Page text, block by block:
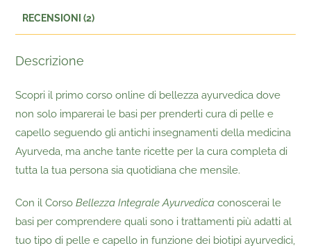
RECENSIONI (2)
Descrizione
Scopri il primo corso online di bellezza ayurvedica dove
non solo imparerai le basi per prenderti cura di pelle e
capello seguendo gli antichi insegnamenti della medicina
Ayurveda, ma anche tante ricette per la cura completa di
tutta la tua persona sia quotidiana che mensile.
Con il CorsoBellezza Integrale Ayurvedica conoscerai le
basi per comprendere quali sono i trattamenti più adatti al
tuo tipo di pelle e capello in funzione dei biotipi ayurvedici,